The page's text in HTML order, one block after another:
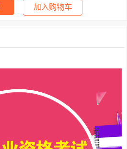
加入购物车